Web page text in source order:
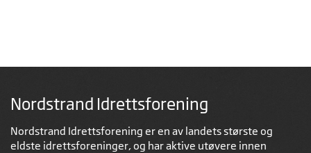
Nordstrand Idrettsforening
Nordstrand Idrettsforening er en av landets største og
eldste idrettsforeninger, og har aktive utøvere innen